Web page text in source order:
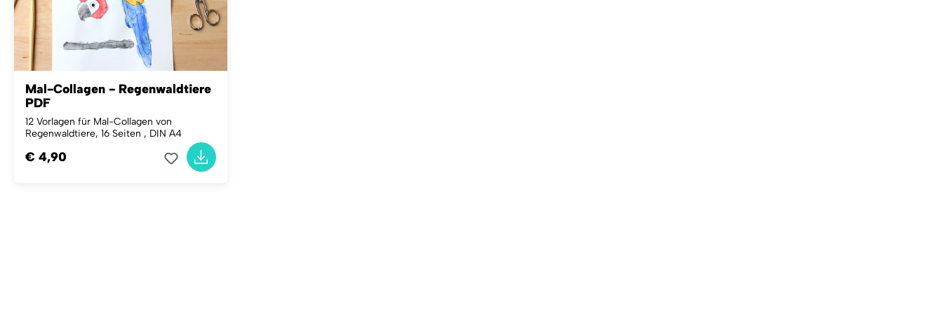
Mal-Collagen - Regenwaldtiere
PDF
12 Vorlagen für Mal-Collagen von
Regenwaldtiere, 16 Seiten , DIN A4
€ 4,90